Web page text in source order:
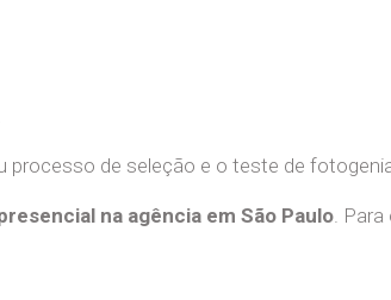
de seleção e o teste de
na agência em São Paulo .